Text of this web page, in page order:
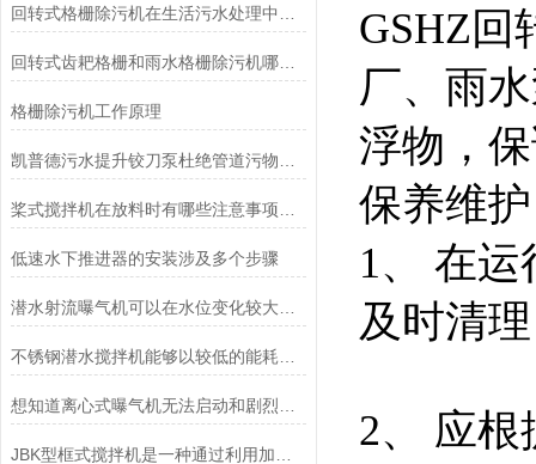
回转式齿耙格栅和雨水格栅除污机哪个好？如何选择-南京凯普德帮您分析
格栅除污机工作原理
低速水下推进器的安装涉及多个步骤
GSHZ回
厂、雨
浮物，
保养维
1、 在
及时清
2、 应